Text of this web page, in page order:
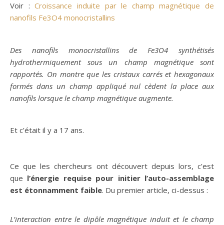
Voir :Croissance induite par le champ magnétique de
nanofils Fe3O4 monocristallins
Des nanofils monocristallins de Fe3O4 synthétisés
hydrothermiquement sous un champ magnétique sont
rapportés. On montre que les cristaux carrés et hexagonaux
formés dans un champ appliqué nul cèdent la place aux
nanofils lorsque le champ magnétique augmente.
Et c’était il y a 17 ans.
Ce que les chercheurs ont découvert depuis lors, c’est
que l’énergie requise pour initier l’auto-assemblage
est étonnamment faible. Du premier article, ci-dessus :
L’interaction entre le dipôle magnétique induit et le champ